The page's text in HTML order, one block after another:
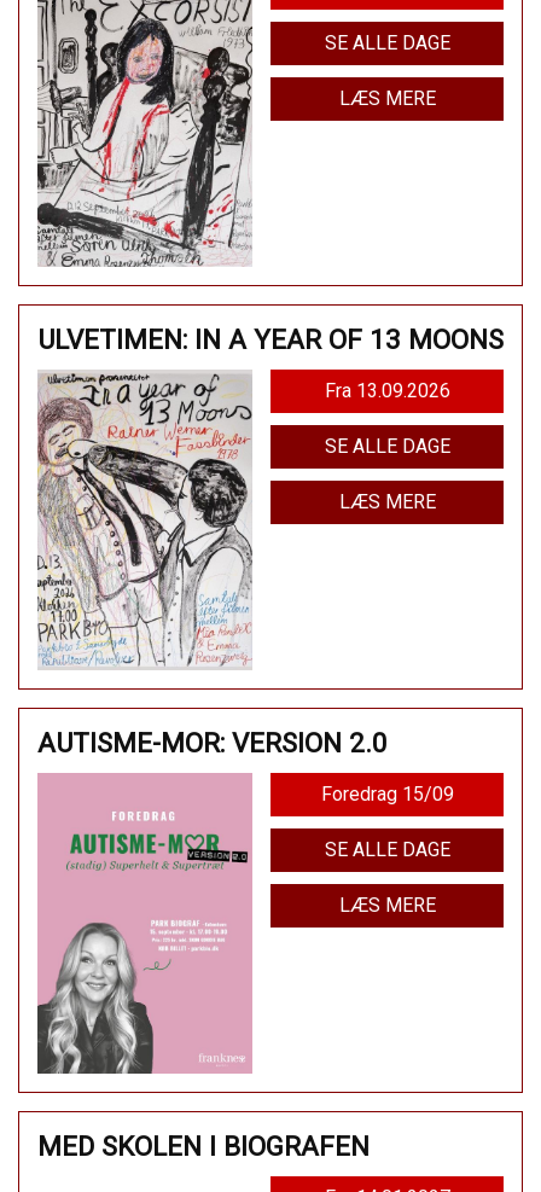
SE ALLE DAGE
LÆS MERE
ULVETIMEN: IN A YEAR OF 13 MOONS
Fra 13.09.2026
SE ALLE DAGE
LÆS MERE
AUTISME-MOR: VERSION 2.0
Foredrag 15/09
SE ALLE DAGE
LÆS MERE
MED SKOLEN I BIOGRAFEN